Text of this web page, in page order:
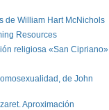
de William Hart McNichols
Resources
religiosa «San Cipriano»
de John
Aproximación